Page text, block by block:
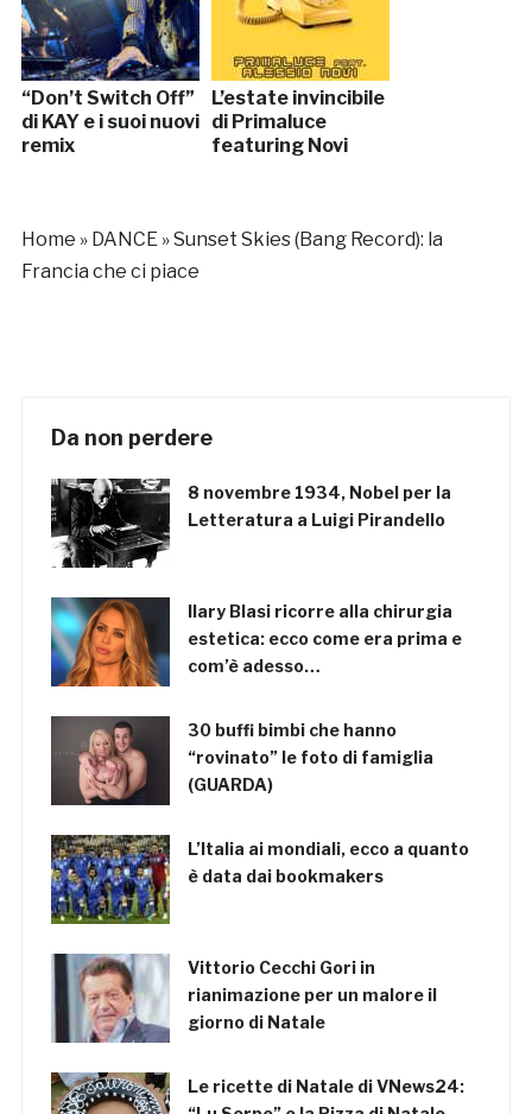
“Don’t Switch Off”
di KAY e i suoi nuovi
remix
L’estate invincibile
di Primaluce
featuring Novi
Home » DANCE»Sunset Skies (Bang Record): la
Francia che ci piace
Da non perdere
8 novembre 1934, Nobel per la
Letteratura a Luigi Pirandello
Ilary Blasi ricorre alla chirurgia
estetica: ecco come era prima e
com’è adesso…
30 buffi bimbi che hanno
“rovinato” le foto di famiglia
(GUARDA)
L’Italia ai mondiali, ecco a quanto
è data dai bookmakers
Vittorio Cecchi Gori in
rianimazione per un malore il
giorno di Natale
Le ricette di Natale di VNews24: